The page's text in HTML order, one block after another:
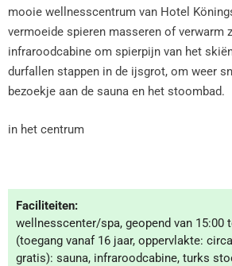
mooie wellnesscentrum van Hotel
vermoeide spieren masseren of verwarm
infraroodcabine om spierpijn van het
durfallen stappen in de ijsgrot, om weer
bezoekje aan de sauna en het stoombad.
in het centrum
Faciliteiten:
wellnesscenter/spa, geopend van 15:00
(toegang vanaf 16 jaar, oppervlakte:
gratis): sauna, infraroodcabine, turks